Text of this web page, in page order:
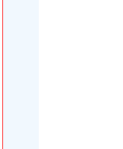
略合作协议谢东会见赖远明一行并
年第22批建筑施工特种作业人员操
度推进信访稳定重点工作
市重庆公司减资公告场监管所开展
庆公司减资代办场监管所开展养老
烘焙店食品安全专项检查
委六届九次全会精神
慌了——山城重庆无障碍环境建设有
聚焦报道
筑绿色新家园
资毫米级感知山体隐患
损指导保丰收